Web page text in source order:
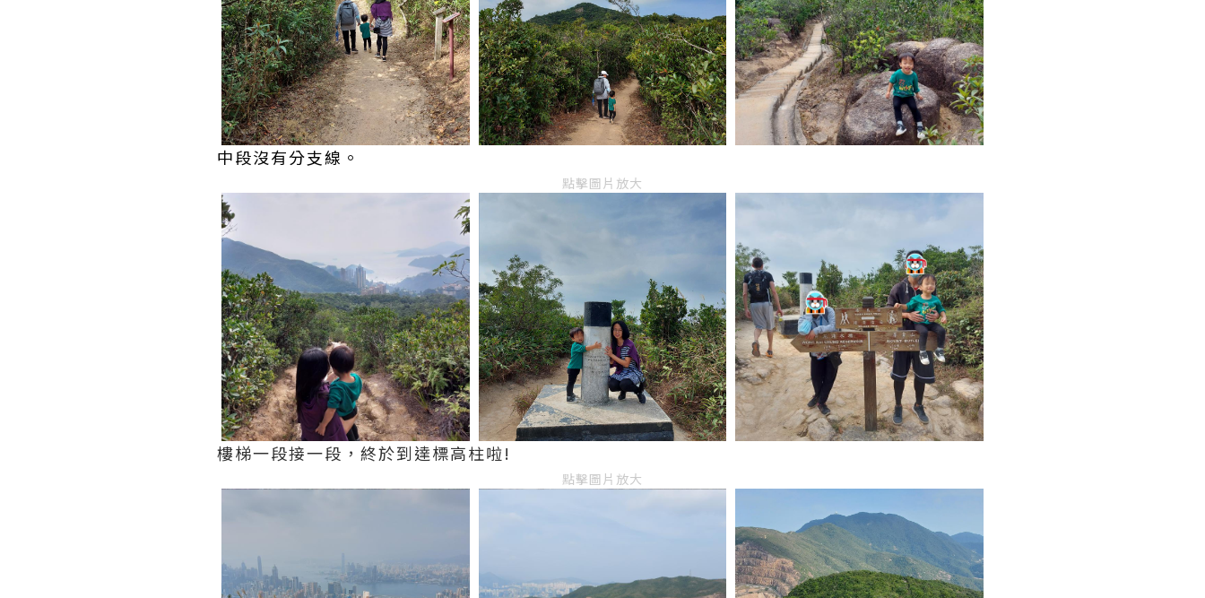
中段沒有分支線。
點擊圖片放大
樓梯一段接一段，終於到達標高柱啦!
點擊圖片放大